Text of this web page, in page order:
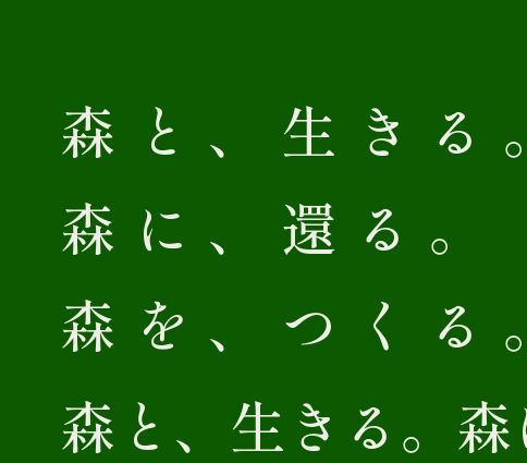
森 と 、 生 き る
森 に 、 還 る 。
森 を 、 つ く る
森と、生きる。森